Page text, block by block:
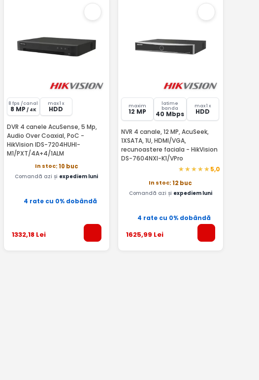
8 fps /canal
8 MP / 4K
max 1 x
HDD
DVR 4 canele AcuSense, 5 Mp,
Audio Over Coaxial, PoC -
HikVision IDS-7204HUHI-
M1/PXT/4A+4/1ALM
In stoc: 10 buc
Comandă azi și expediem luni
4 rate cu 0% dobândă
1332,18 Lei
maxim
12 MP
latime
banda
40 Mbps
max 1 x
HDD
NVR 4 canale, 12 MP, AcuSeek,
1XSATA, 1U, HDMI/VGA,
recunoastere faciala - HikVision
DS-7604NXI-K1/VPro
5,0
In stoc: 12 buc
Comandă azi și expediem luni
4 rate cu 0% dobândă
1625,99 Lei